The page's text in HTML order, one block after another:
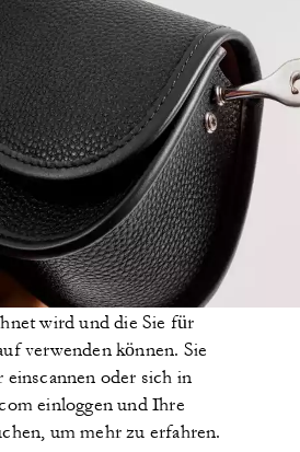
Produkt für immer
dazu entschließen, sich
es in einer Coach-Filiale
erhalten Sie eine
Coach-Team auf
Verkaufspreises und des
wird und die Sie für
verwenden können. Sie
oder sich in
einloggen und Ihre
um mehr zu erfahren.